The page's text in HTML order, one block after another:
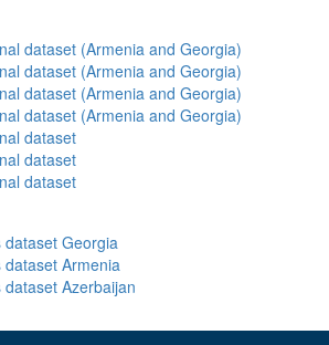
dataset (Armenia and Georgia)
dataset (Armenia and Georgia)
dataset (Armenia and Georgia)
dataset (Armenia and Georgia)
dataset
dataset
dataset
Georgia
Armenia
Azerbaijan